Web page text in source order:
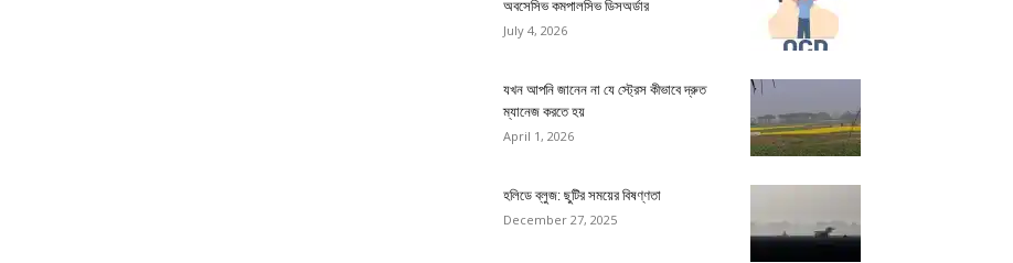
অবসেসিভ কমপালসিভ ডিসঅর্ডার
July 4, 2026
যখন আপনি জানেন না যে স্ট্রেস কীভাবে দ্রুত
ম্যানেজ করতে হয়
April 1, 2026
হলিডে ব্লুজ: ছুটির সময়ের বিষণ্ণতা
December 27, 2025